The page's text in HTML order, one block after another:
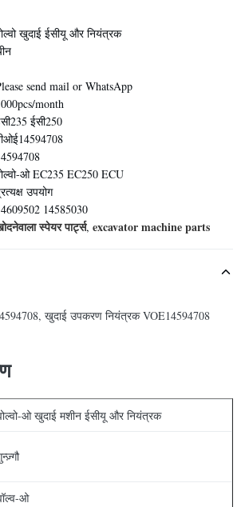
खुदाई ईसीयू और नियंत्रक
send mail or WhatsApp
month
ईसी250
ओ EC235 EC250 ECU
उपयोग
14585030
स्पेयर पार्ट्स, excavator machine parts
खुदाई उपकरण नियंत्रक VOE14594708
ओ खुदाई मशीन ईसीयू और नियंत्रक
ओ